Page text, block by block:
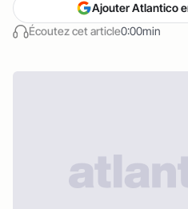
Écoutez cet article0:00min
Ajouter Atlantico